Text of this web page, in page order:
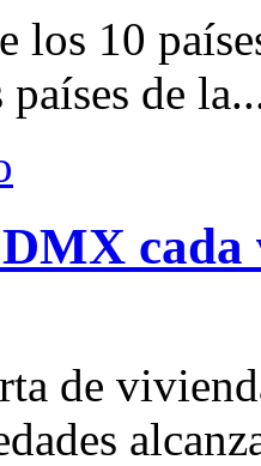
los 10
de
cada
de